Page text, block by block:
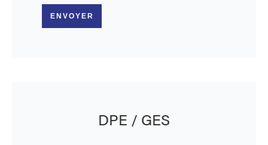
ENVOYER
DPE / GES